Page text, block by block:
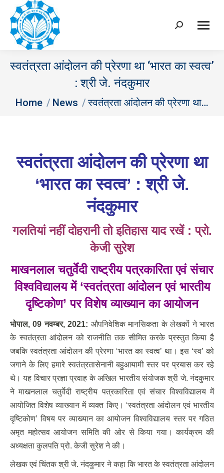
Search:
स्वतंत्रता आंदोलन की प्रेरणा था ‘भारत का स्वत्व’
: श्री जे. नंदकुमार
You are here:
Home News स्वतंत्रता आंदोलन की प्रेरणा था…
स्वतंत्रता आंदोलन की प्रेरणा था
‘भारत का स्वत्व’ : श्री जे.
नंदकुमार
गलतियां नहीं दोहरानी तो इतिहास याद रखें : प्रो.
केजी सुरेश
माखनलाल चतुर्वेदी राष्ट्रीय पत्रकारिता एवं संचार
विश्वविद्यालय में ‘स्वतंत्रता आंदोलन एवं भारतीय
दृष्टिकोण’ पर विशेष व्याख्यान का आयोजन
भोपाल, 09 नवम्‍बर, 2021: औपनिवेशिक मानसिकता के लेखकों ने भारत
के स्वतंत्रता आंदोलन को राजनीति तक सीमित करके प्रस्तुत किया है
जबकि स्वतंत्रता आंदोलन की प्रेरणा ‘भारत का स्वत्व’ था। इस ‘स्व’ को
जगाने के लिए हमारे स्वतंत्रतासेनानी बहुआयामी स्तर पर प्रयास कर रहे
थे। यह विचार प्रज्ञा प्रवाह के अखिल भारतीय संयोजक श्री जे. नंदकुमार
ने माखनलाल चतुर्वेदी राष्ट्रीय पत्रकारिता एवं संचार विश्वविद्यालय में
आयोजित विशेष व्याख्यान में व्यक्त किए। ‘स्वतंत्रता आंदोलन एवं भारतीय
दृष्टिकोण’ विषय पर व्याख्यान का आयोजन विश्वविद्यालय स्तर पर गठित
अमृत महोत्सव आयोजन समिति की ओर से किया गया। कार्यक्रम की
अध्यक्षता कुलपति प्रो. केजी सुरेश ने की।
लेखक एवं चिंतक श्री जे. नंदकुमार ने कहा कि भारत के स्वतंत्रता आंदोलन